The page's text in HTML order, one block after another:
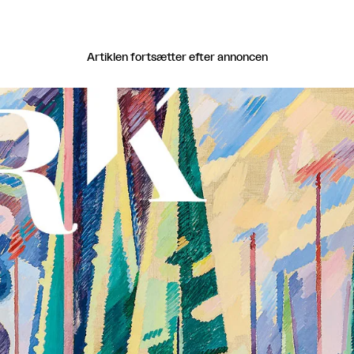
Artiklen fortsætter efter annoncen